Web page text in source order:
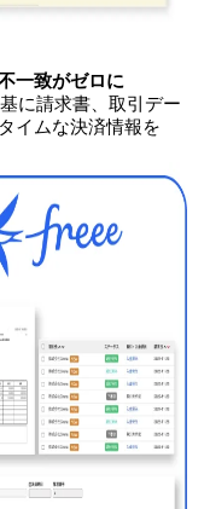
一致がゼロに
に請求書、取引デー
イムな決済情報を